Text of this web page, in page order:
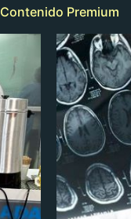
Contenido Premium